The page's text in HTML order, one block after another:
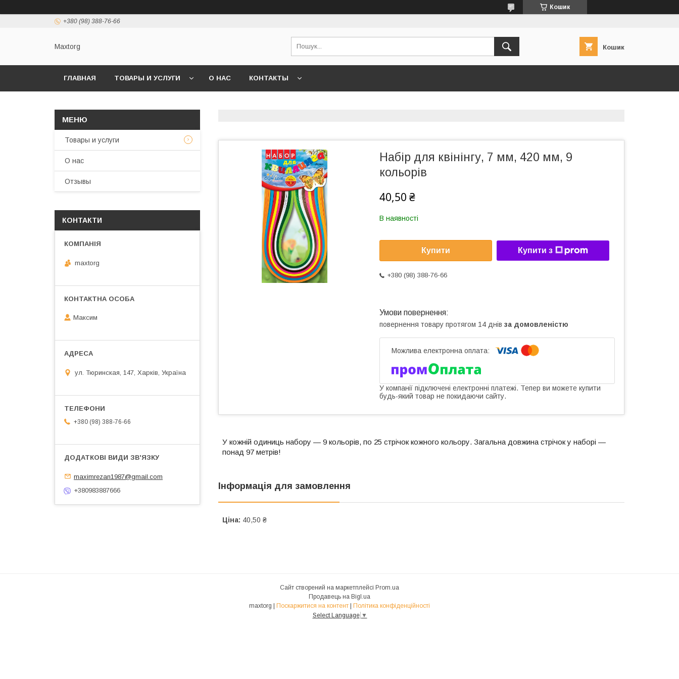
Кошик
+380 (98) 388-76-66
Maxtorg Кошик
ГЛАВНАЯ ТОВАРЫ И УСЛУГИ О НАС КОНТАКТЫ
Набір для квінінгу, 7 мм, 420 мм, 9
кольорів
40,50 ₴
В наявності
Купити Купити з
+380 (98) 388-76-66
повернення товару протягом 14 днів за домовленістю
У компанії підключені електронні платежі. Тепер ви можете купити
будь-який товар не покидаючи сайту.
У кожній одиниць набору — 9 кольорів, по 25 стрічок кожного кольору. Загальна довжина стрічок у наборі —
понад 97 метрів!
Інформація для замовлення
Ціна: 40,50 ₴
Товары и услуги
О нас
Отзывы
КОНТАКТИ
maxtorg
Максим
ул. Тюринская, 147, Харків, Україна
+380 (98) 388-76-66
maximrezan1987@gmail.com
+380983887666
Сайт створений на маркетплейсі Prom.ua
Продавець на Bigl.ua
maxtorg | Поскаржитися на контент | Політика конфіденційності
Select Language ▼